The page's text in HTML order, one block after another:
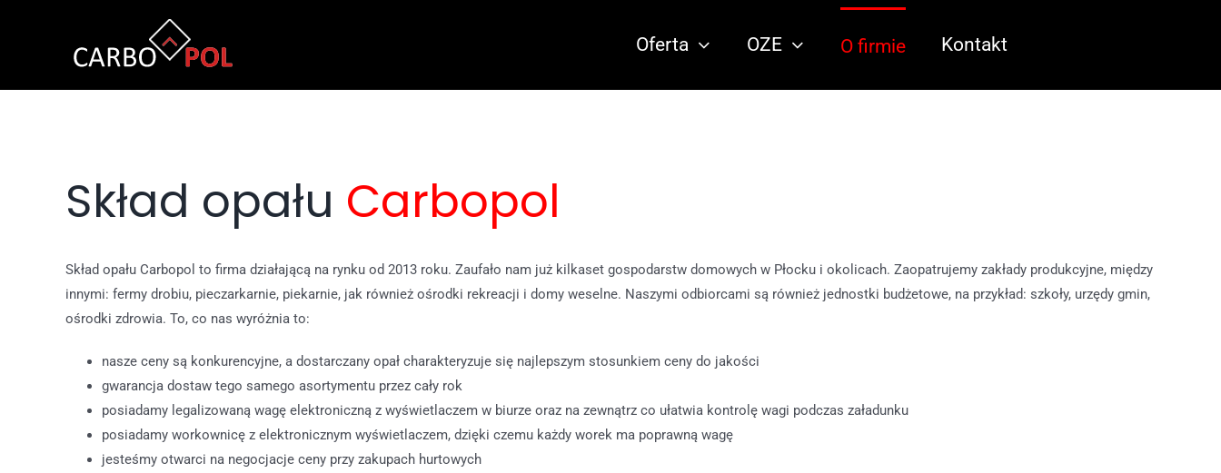
Oferta OZE O firmie Kontakt
Skład opału Carbopol
Skład opału Carbopol to firma działającą na rynku od 2013 roku. Zaufało nam już kilkaset gospodarstw domowych w Płocku i okolicach. Zaopatrujemy zakłady produkcyjne, między
innymi: fermy drobiu, pieczarkarnie, piekarnie, jak również ośrodki rekreacji i domy weselne. Naszymi odbiorcami są również jednostki budżetowe, na przykład: szkoły, urzędy gmin,
ośrodki zdrowia. To, co nas wyróżnia to:
nasze ceny są konkurencyjne, a dostarczany opał charakteryzuje się najlepszym stosunkiem ceny do jakości
gwarancja dostaw tego samego asortymentu przez cały rok
posiadamy legalizowaną wagę elektroniczną z wyświetlaczem w biurze oraz na zewnątrz co ułatwia kontrolę wagi podczas załadunku
posiadamy workownicę z elektronicznym wyświetlaczem, dzięki czemu każdy worek ma poprawną wagę
jesteśmy otwarci na negocjacje ceny przy zakupach hurtowych